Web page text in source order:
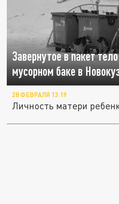
Завернутое в пакет
мусорном баке в
28 ФЕВРАЛЯ 13:19
Личность матери